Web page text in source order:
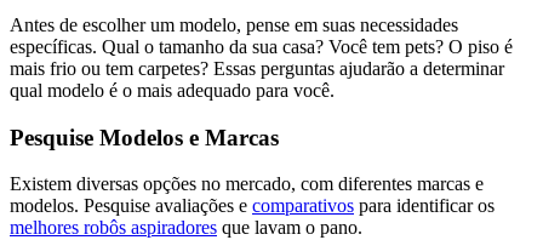
Antes de escolher um modelo, pense em suas necessidades
específicas. Qual o tamanho da sua casa? Você tem pets? O piso é
mais frio ou tem carpetes? Essas perguntas ajudarão a determinar
qual modelo é o mais adequado para você.
Pesquise Modelos e Marcas
Existem diversas opções no mercado, com diferentes marcas e
modelos. Pesquise avaliações e comparativos para identificar os
melhores robôs aspiradores que lavam o pano.